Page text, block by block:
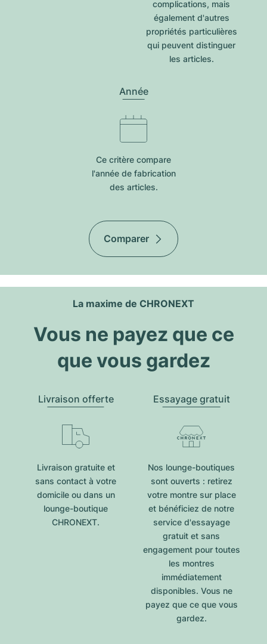
complications, mais
également d'autres
propriétés particulières
qui peuvent distinguer
les articles.
Année
Ce critère compare
l'année de fabrication
des articles.
Comparer
La maxime de CHRONEXT
Vous ne payez que ce
que vous gardez
Livraison offerte
Livraison gratuite et
sans contact à votre
domicile ou dans un
lounge-boutique
CHRONEXT.
Essayage gratuit
Nos lounge-boutiques
sont ouverts : retirez
votre montre sur place
et bénéficiez de notre
service d'essayage
gratuit et sans
engagement pour toutes
les montres
immédiatement
disponibles. Vous ne
payez que ce que vous
gardez.